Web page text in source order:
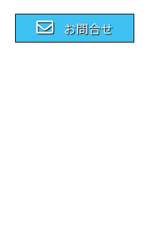
お問合せ